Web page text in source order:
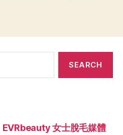
女士脫毛媒體